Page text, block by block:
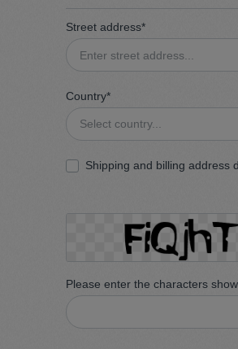
Street address*
Country*
Shipping and billing address
Please enter the characters